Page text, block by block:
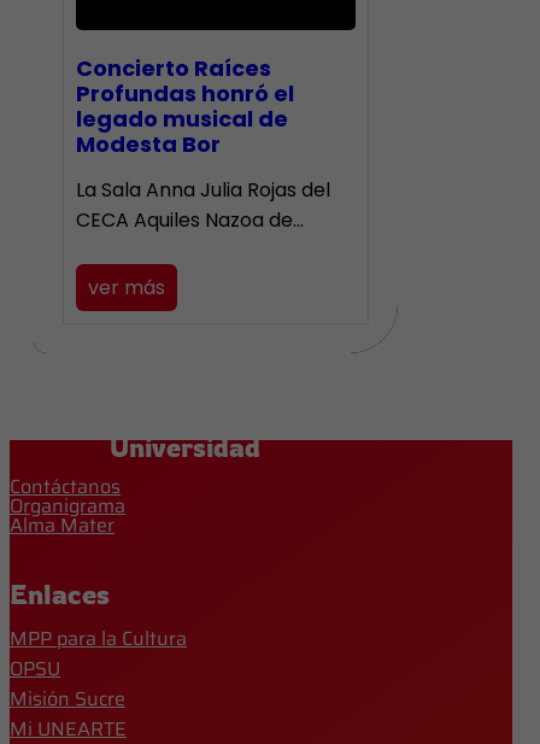
​Concierto Raíces
Profundas honró el
legado musical de
Modesta Bor
La Sala Anna Julia Rojas del
CECA Aquiles Nazoa de…
ver más
Universidad
Contáctanos
Organigrama
Alma Mater
Enlaces
MPP para la Cultura
OPSU
Misión Sucre
Mi UNEARTE